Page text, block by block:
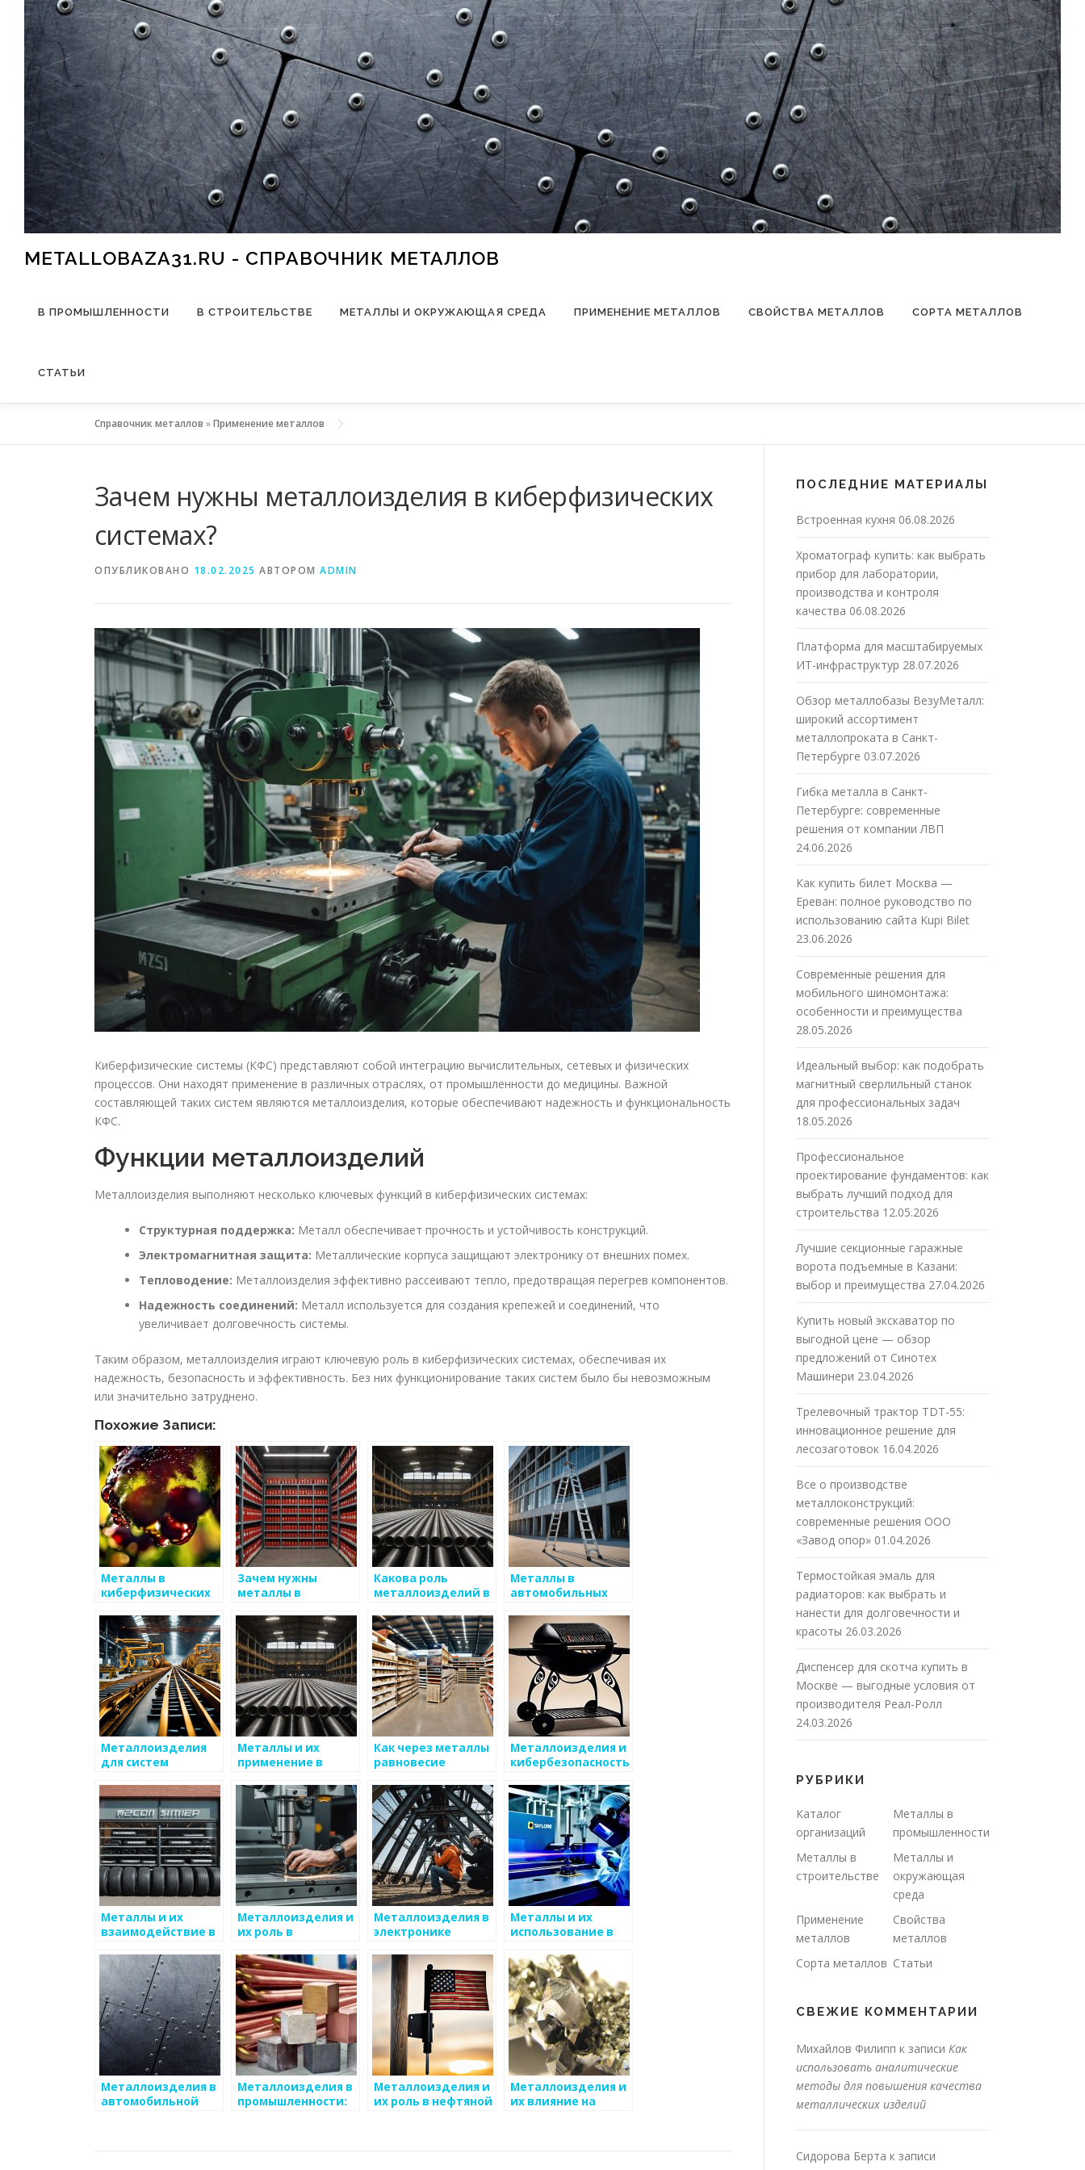
Перейти к содержимому
METALLOBAZA31.RU - СПРАВОЧНИК МЕТАЛЛОВ
В ПРОМЫШЛЕННОСТИ В СТРОИТЕЛЬСТВЕ МЕТАЛЛЫ И ОКРУЖАЮЩАЯ СРЕДА ПРИМЕНЕНИЕ МЕТАЛЛОВ СВОЙСТВА МЕТАЛЛОВ СОРТА МЕТАЛЛОВ
СТАТЬИ
Справочник металлов »Применение металлов
Зачем нужны металлоизделия в киберфизических
системах?
ОПУБЛИКОВАНО 18.02.2025 АВТОРОМ ADMIN
Киберфизические системы (КФС) представляют собой интеграцию вычислительных, сетевых и физических
процессов. Они находят применение в различных отраслях, от промышленности до медицины. Важной
составляющей таких систем являются металлоизделия, которые обеспечивают надежность и функциональность
КФС.
Функции металлоизделий
Металлоизделия выполняют несколько ключевых функций в киберфизических системах:
Структурная поддержка: Металл обеспечивает прочность и устойчивость конструкций.
Электромагнитная защита: Металлические корпуса защищают электронику от внешних помех.
Тепловодение: Металлоизделия эффективно рассеивают тепло, предотвращая перегрев компонентов.
Надежность соединений: Металл используется для создания крепежей и соединений, что
увеличивает долговечность системы.
Таким образом, металлоизделия играют ключевую роль в киберфизических системах, обеспечивая их
надежность, безопасность и эффективность. Без них функционирование таких систем было бы невозможным
или значительно затруднено.
Похожие Записи:
Металлы в
киберфизических
Зачем нужны
металлы в
автомобилей?
Какова роль
металлоизделий в
системах
Металлы в
автомобильных
управления
Металлоизделия
для систем
Металлы и их
применение в
энергетических
системах
Как через металлы
равновесие
сложных системах
Металлоизделия и
кибербезопасность
Металлы и их
взаимодействие в
Металлоизделия и
их роль в
электроэнергии
Металлоизделия в
электронике
Металлы и их
использование в
коммунальных
услуг
Металлоизделия в
автомобильной
Металлоизделия в
промышленности:
Металлоизделия и
их роль в нефтяной
Металлоизделия и
их влияние на
ПОСЛЕДНИЕ МАТЕРИАЛЫ
Встроенная кухня 06.08.2026
Хроматограф купить: как выбрать
прибор для лаборатории,
производства и контроля
качества 06.08.2026
Платформа для масштабируемых
ИТ-инфраструктур 28.07.2026
Обзор металлобазы ВезуМеталл:
широкий ассортимент
металлопроката в Санкт-
Петербурге 03.07.2026
Гибка металла в Санкт-
Петербурге: современные
решения от компании ЛВП
24.06.2026
Как купить билет Москва —
Ереван: полное руководство по
использованию сайта Kupi Bilet
23.06.2026
Современные решения для
мобильного шиномонтажа:
особенности и преимущества
28.05.2026
Идеальный выбор: как подобрать
магнитный сверлильный станок
для профессиональных задач
18.05.2026
Профессиональное
проектирование фундаментов: как
выбрать лучший подход для
строительства 12.05.2026
Лучшие секционные гаражные
ворота подъемные в Казани:
выбор и преимущества 27.04.2026
Купить новый экскаватор по
выгодной цене — обзор
предложений от Синотех
Машинери 23.04.2026
Трелевочный трактор TDT-55:
инновационное решение для
лесозаготовок 16.04.2026
Все о производстве
металлоконструкций:
современные решения ООО
«Завод опор» 01.04.2026
Термостойкая эмаль для
радиаторов: как выбрать и
нанести для долговечности и
красоты 26.03.2026
Диспенсер для скотча купить в
Москве — выгодные условия от
производителя Реал-Ролл
24.03.2026
РУБРИКИ
Каталог
организаций
Металлы в
промышленности
Металлы в
строительстве
Металлы и
окружающая
среда
Применение
металлов
Свойства
металлов
Сорта металлов Статьи
СВЕЖИЕ КОММЕНТАРИИ
Михайлов Филипп к записи Как
использовать аналитические
методы для повышения качества
металлических изделий
Сидорова Берта к записи